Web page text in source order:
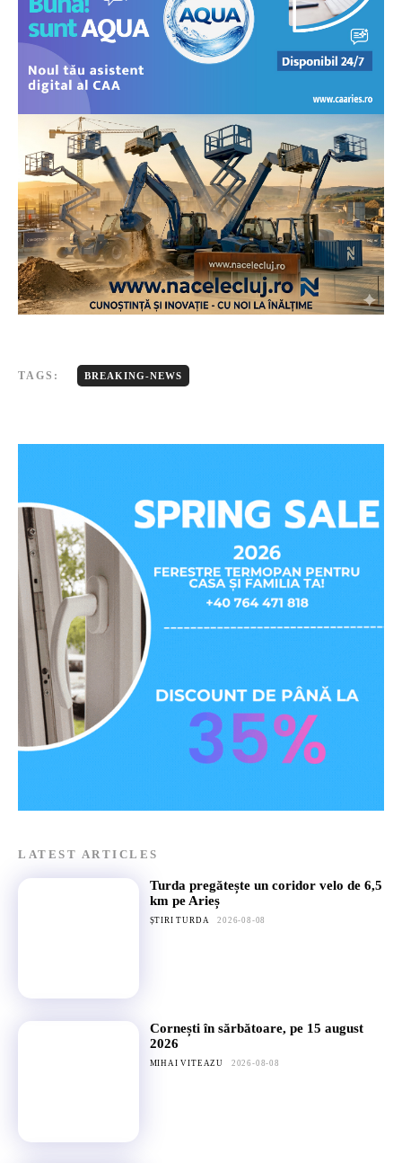
TAGS: BREAKING-NEWS
LATEST ARTICLES
Turda pregătește un coridor velo de 6,5
km pe Arieș
ȘTIRI TURDA 2026-08-08
Cornești în sărbătoare, pe 15 august
2026
MIHAI VITEAZU 2026-08-08